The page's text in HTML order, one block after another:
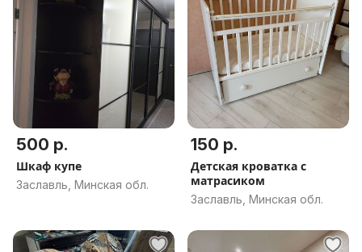
500 р.
Шкаф купе
Заславль, Минская обл.
150 р.
Детская кроватка с
матрасиком
Заславль, Минская обл.